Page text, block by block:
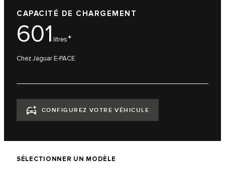
CAPACITÉ DE CHARGEMENT
601 litres✦
Chez Jaguar E-PACE.
CONFIGUREZ VOTRE VÉHICULE
SÉLECTIONNER UN MODÈLE